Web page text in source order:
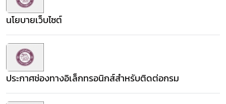
นโยบายเว็บไซต์
ประกาศช่องทางอิเล็กทรอนิกส์สำหรับติดต่อกรม